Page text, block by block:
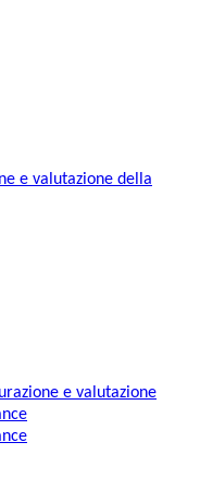
e valutazione della
e valutazione